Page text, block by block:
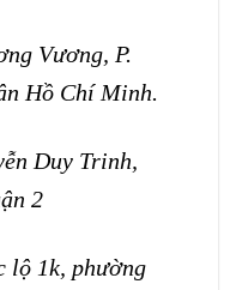
Vương, P.
Hồ Chí Minh.
Duy Trinh,
2
lộ 1k, phường